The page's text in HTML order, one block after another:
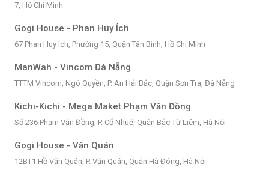
7, Hồ Chí Minh
Gogi House - Phan Huy Ích
67 Phan Huy Ích, Phường 15, Quận Tân Bình, Hồ Chí Minh
ManWah - Vincom Đà Nẵng
TTTM Vincom, Ngô Quyền, P. An Hải Bắc, Quận Sơn Trà, Đà Nẵng
Kichi-Kichi - Mega Maket Phạm Văn Đồng
Số 236 Phạm Văn Đồng, P. Cổ Nhuế, Quận Bắc Từ Liêm, Hà Nội
Gogi House - Văn Quán
12BT1 Hồ Văn Quán, P. Văn Quán, Quận Hà Đông, Hà Nội